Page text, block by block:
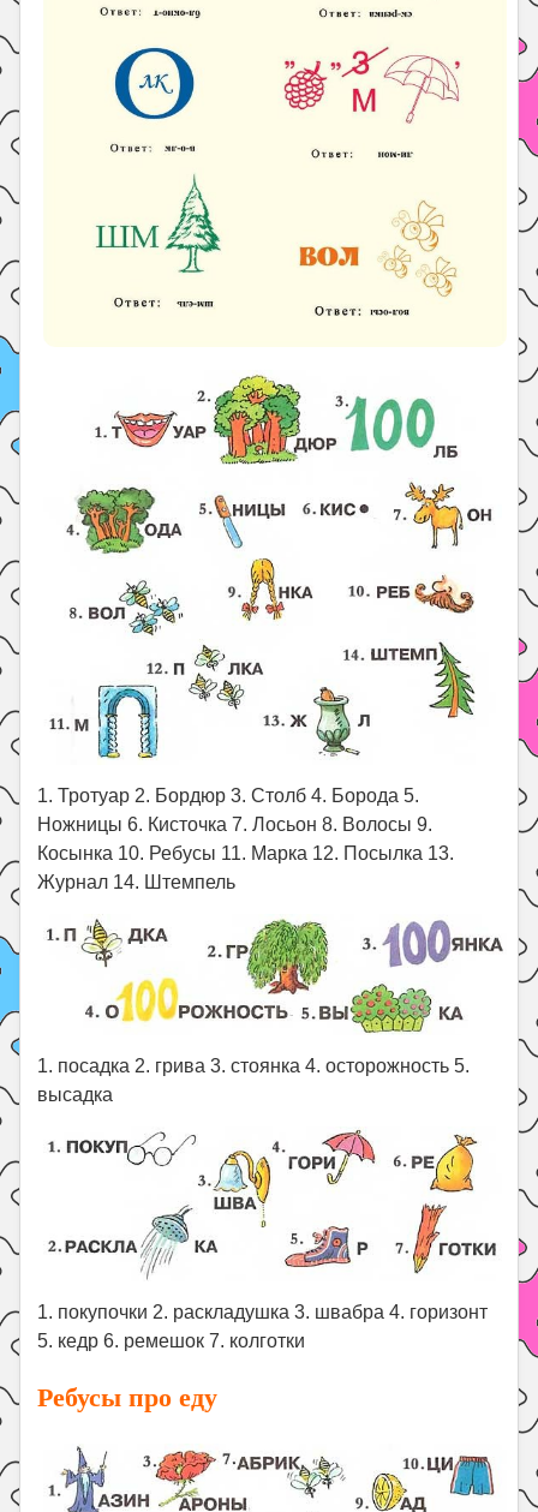
1. Тротуар 2. Бордюр 3. Столб 4. Борода 5.
Ножницы 6. Кисточка 7. Лосьон 8. Волосы 9.
Косынка 10. Ребусы 11. Марка 12. Посылка 13.
Журнал 14. Штемпель
1. посадка 2. грива 3. стоянка 4. осторожность 5.
высадка
1. покупочки 2. раскладушка 3. швабра 4. горизонт
5. кедр 6. ремешок 7. колготки
Ребусы про еду